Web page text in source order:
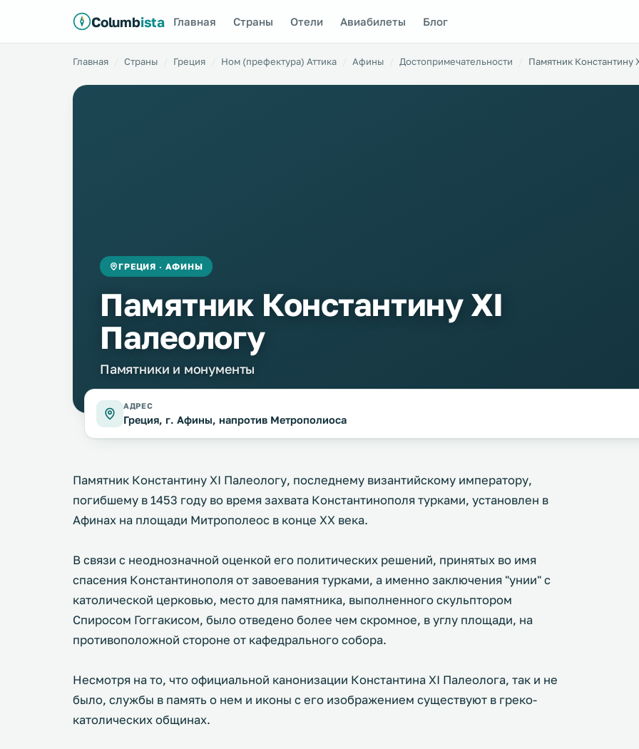
Columbista Главная Страны Отели Авиабилеты Блог
Главная Страны Греция Ном (префектура) Аттика Афины Достопримечательности Памятник Константину
ГРЕЦИЯ · АФИНЫ
Памятник Константину XI
Палеологу
Памятники и монументы
АДРЕС
Греция, г. Афины, напротив Метрополиоса
Памятник Константину XI Палеологу, последнему византийскому императору,
погибшему в 1453 году во время захвата Константинополя турками, установлен в
Афинах на площади Митрополеос в конце XX века.
В связи с неоднозначной оценкой его политических решений, принятых во имя
спасения Константинополя от завоевания турками, а именно заключения "унии" с
католической церковью, место для памятника, выполненного скульптором
Спиросом Гоггакисом, было отведено более чем скромное, в углу площади, на
противоположной стороне от кафедрального собора.
Несмотря на то, что официальной канонизации Константина XI Палеолога, так и не
было, службы в память о нем и иконы с его изображением существуют в греко-
католических общинах.